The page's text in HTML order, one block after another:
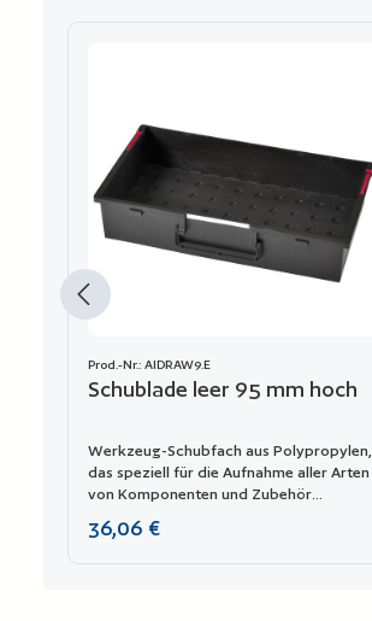
Prod.-Nr.: AIDRAW9.E
Schublade leer 95 mm hoch
Werkzeug-Schubfach aus Polypropylen,
das speziell für die Aufnahme aller Arten
von Komponenten und Zubehör
Modell 5140 eingesetzt werden.
Regulärer Preis:
36,06 €